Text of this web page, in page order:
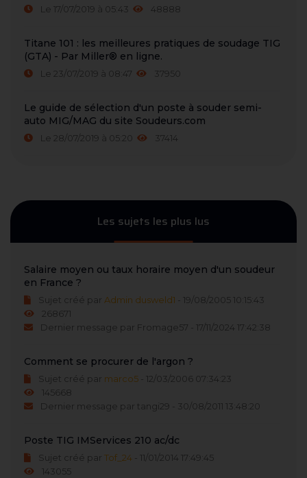
Le 17/07/2019 à 05:43 48888
Titane 101 : les meilleures pratiques de soudage TIG
(GTA) - Par Miller® en ligne.
Le 23/07/2019 à 08:47 37950
Le guide de sélection d'un poste à souder semi-
auto MIG/MAG du site Soudeurs.com
Le 28/07/2019 à 05:20 37414
Les sujets les plus lus
Salaire moyen ou taux horaire moyen d'un soudeur
en France ?
Sujet créé par Admin dusweld1 - 19/08/2005 10:15:43
268671
Dernier message par Fromage57 - 17/11/2024 17:42:38
Comment se procurer de l'argon ?
Sujet créé par marco5 - 12/03/2006 07:34:23
145668
Dernier message par tangi29 - 30/08/2011 13:48:20
Poste TIG IMServices 210 ac/dc
Sujet créé par Tof_24 - 11/01/2014 17:49:45
143055